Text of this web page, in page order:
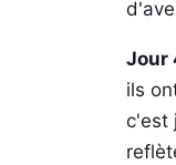
Jour
ils
c'est